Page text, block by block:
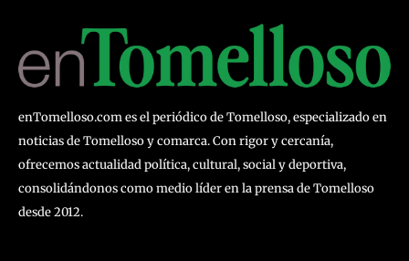
enTomelloso.com es el periódico de Tomelloso, especializado en
noticias de Tomelloso y comarca. Con rigor y cercanía,
ofrecemos actualidad política, cultural, social y deportiva,
consolidándonos como medio líder en la prensa de Tomelloso
desde 2012.